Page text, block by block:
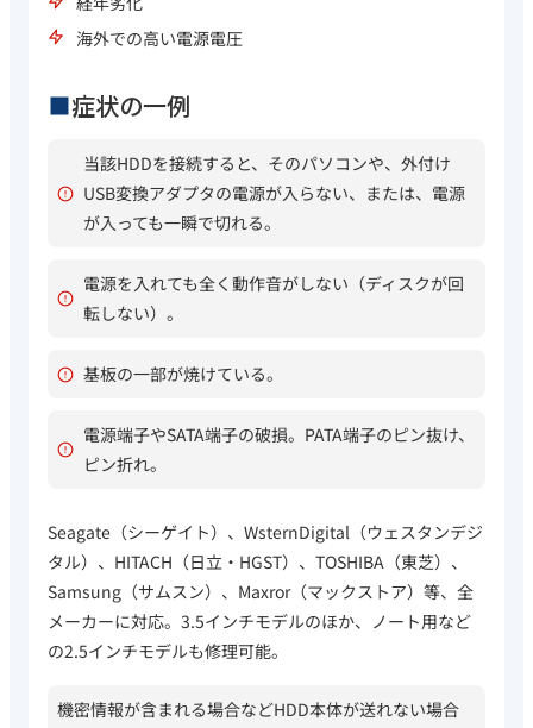
海外での高い電源電圧
症状の一例
当該HDDを接続すると、そのパソコンや、外付け
USB変換アダプタの電源が入らない、または、電源
が入っても一瞬で切れる。
電源を入れても全く動作音がしない（ディスクが回
転しない）。
基板の一部が焼けている。
電源端子やSATA端子の破損。PATA端子のピン抜け、
ピン折れ。
Seagate（シーゲイト）、WsternDigital（ウェスタンデジ
タル）、HITACH（日立・HGST）、TOSHIBA（東芝）、
Samsung（サムスン）、Maxror（マックストア）等、全
メーカーに対応。3.5インチモデルのほか、ノート用など
の2.5インチモデルも修理可能。
機密情報が含まれる場合などHDD本体が送れない場合